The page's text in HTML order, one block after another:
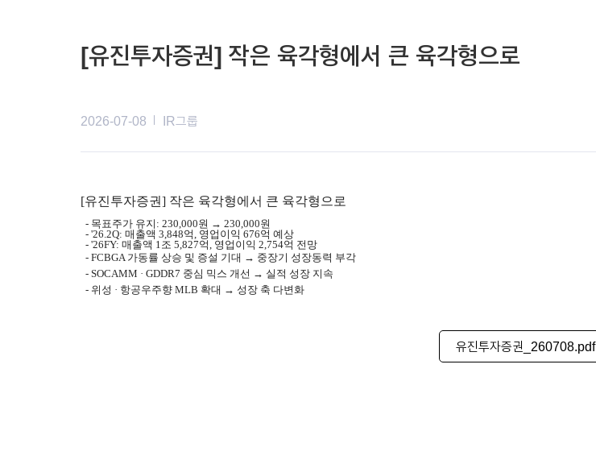
[유진투자증권] 작은 육각형에서 큰 육각형으로
2026-07-08 IR그룹
[유진투자증권] 작은 육각형에서 큰 육각형으로
- 목표주가 유지: 230,000원 → 230,000원
- '26.2Q: 매출액 3,848억, 영업이익 676억 예상
- '26FY: 매출액 1조 5,827억, 영업이익 2,754억 전망
- FCBGA 가동률 상승 및 증설 기대 → 중장기 성장동력 부각
- SOCAMM · GDDR7 중심 믹스 개선 → 실적 성장 지속
- 위성 · 항공우주향 MLB 확대 → 성장 축 다변화
유진투자증권_260708.pdf